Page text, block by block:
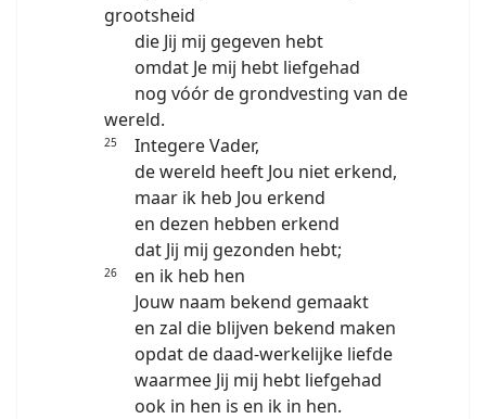
grootsheid
die Jij mij gegeven hebt
omdat Je mij hebt liefgehad
nog vóór de grondvesting van de
wereld.
25
Integere Vader,
de wereld heeft Jou niet erkend,
maar ik heb Jou erkend
en dezen hebben erkend
dat Jij mij gezonden hebt;
26
en ik heb hen
Jouw naam bekend gemaakt
en zal die blijven bekend maken
opdat de daad-werkelijke liefde
waarmee Jij mij hebt liefgehad
ook in hen is en ik in hen.